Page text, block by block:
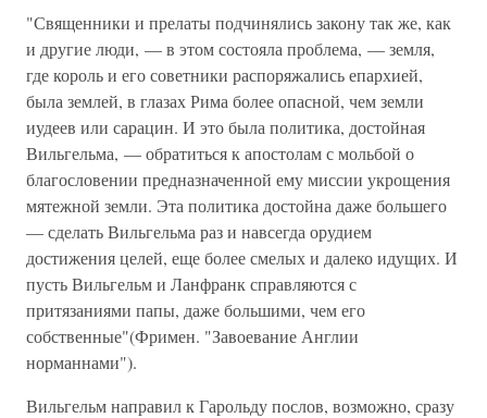
"Священники и прелаты подчинялись закону так же, как
и другие люди, — в этом состояла проблема, — земля,
где король и его советники распоряжались епархией,
была землей, в глазах Рима более опасной, чем земли
иудеев или сарацин. И это была политика, достойная
Вильгельма, — обратиться к апостолам с мольбой о
благословении предназначенной ему миссии укрощения
мятежной земли. Эта политика достойна даже большего
— сделать Вильгельма раз и навсегда орудием
достижения целей, еще более смелых и далеко идущих. И
пусть Вильгельм и Ланфранк справляются с
притязаниями папы, даже большими, чем его
собственные"(Фримен. "Завоевание Англии
норманнами").
Вильгельм направил к Гарольду послов, возможно, сразу